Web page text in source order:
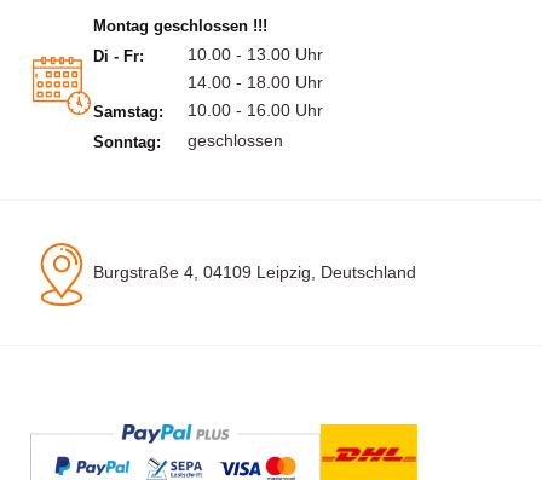
Montag geschlossen !!!
Di - Fr:
10.00 - 13.00 Uhr
14.00 - 18.00 Uhr
Samstag: 10.00 - 16.00 Uhr
Sonntag: geschlossen
Burgstraße 4, 04109 Leipzig, Deutschland